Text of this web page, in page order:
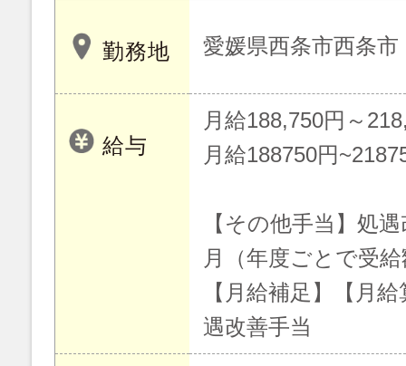
勤務地 愛媛県西条市西条市
給与
月給188,750円～
月給188750円
【その他手当】処
月（年度ごとで受
【月給補足】【月
遇改善手当